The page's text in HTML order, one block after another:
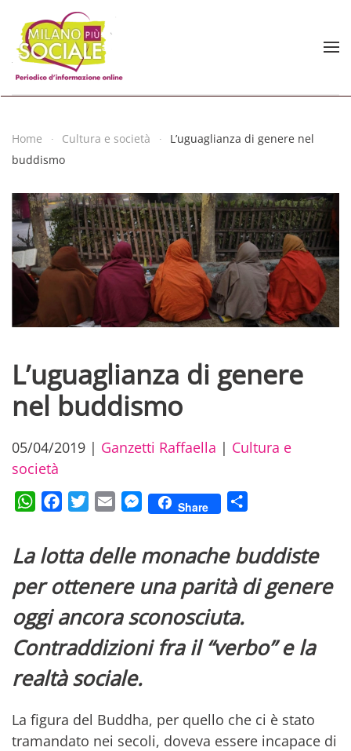
Skip to main content
Home Cultura e società
L’uguaglianza di genere nel
buddismo
L’uguaglianza di genere
nel buddismo
05/04/2019 | Ganzetti Raffaella | Cultura e
società
WhatsAppFacebookTwitterEmail Messenger
Share
La lotta delle monache buddiste
per ottenere una parità di genere
oggi ancora sconosciuta.
Contraddizioni fra il “verbo” e la
realtà sociale.
La figura del Buddha, per quello che ci è stato
tramandato nei secoli, doveva essere incapace di